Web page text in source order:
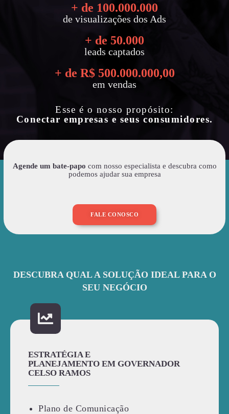
+ de 100.000.000
de visualizações dos Ads
+ de 50.000
leads captados
+ de R$ 500.000.000,00
em vendas
Esse é o nosso propósito:
Conectar empresas e seus consumidores.
Agende um bate-papo com nosso especialista e descubra como
podemos ajudar sua empresa
FALE CONOSCO
DESCUBRA QUAL A SOLUÇÃO IDEAL PARA O
SEU NEGÓCIO
ESTRATÉGIA E
PLANEJAMENTO EM GOVERNADOR
CELSO RAMOS
Plano de Comunicação